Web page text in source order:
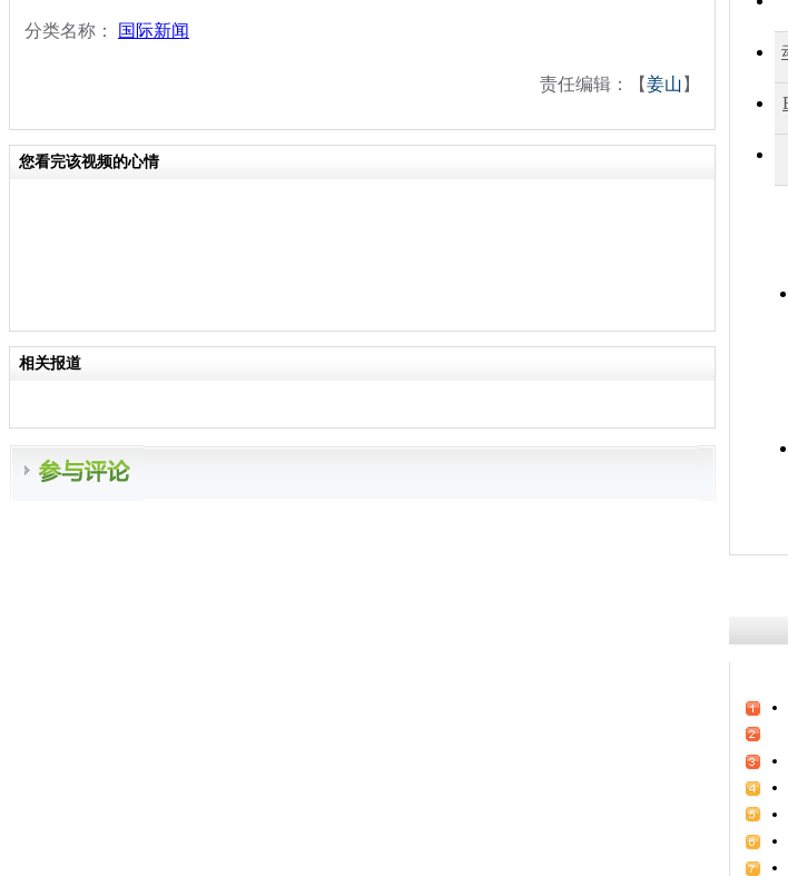
分类名称： 国际新闻
责任编辑：【姜山 】
您看完该视频的心情
相关报道